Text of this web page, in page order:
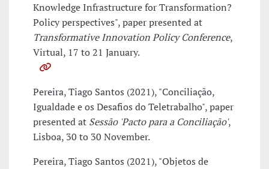
Knowledge Infrastructure for Transformation?
Policy perspectives", paper presented at
Transformative Innovation Policy Conference,
Virtual, 17 to 21 January.
Pereira, Tiago Santos (2021), "Conciliação,
Igualdade e os Desafios do Teletrabalho", paper
presented at Sessão 'Pacto para a Conciliação',
Lisboa, 30 to 30 November.
Pereira, Tiago Santos (2021), "Objetos de